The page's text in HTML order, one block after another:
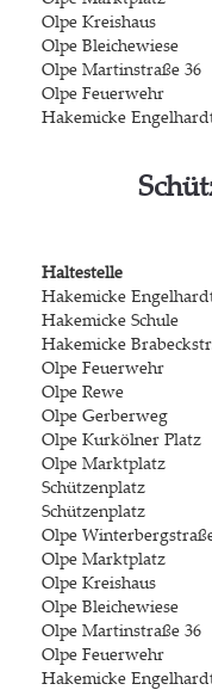
Olpe Kreis­haus
Olpe Blei­che­wie­se
Olpe Mar­tin­stra­ße 36
Olpe Feu­er­wehr
Hak­emi­cke
Hal­te­stel­le
Hak­emi­cke
Hak­emi­cke Schule
Hak­emi­cke
Olpe Feu­er­wehr
Olpe Rewe
Olpe Ger­ber­weg
Olpe Kur­köl­ner Platz
Olpe Markt­platz
Schüt­zen­platz
Schüt­zen­platz
Olpe
Olpe Markt­platz
Olpe Kreis­haus
Olpe Blei­che­wie­se
Olpe Mar­tin­stra­ße 36
Olpe Feu­er­wehr
Hak­emi­cke